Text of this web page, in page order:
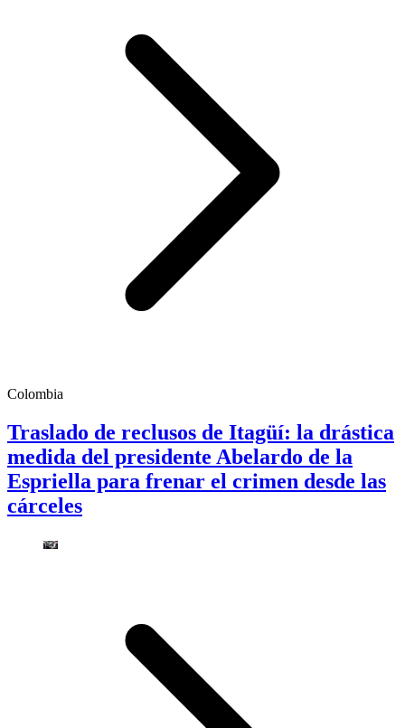
Colombia
Traslado de reclusos de Itagüí: la drástica
medida del presidente Abelardo de la
Espriella para frenar el crimen desde las
cárceles